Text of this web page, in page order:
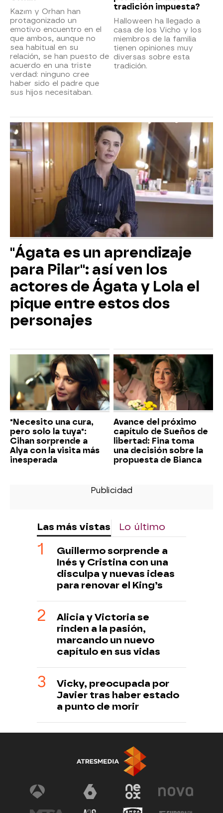
Kazım y Orhan han
protagonizado un
emotivo encuentro en el
que ambos, aunque no
sea habitual en su
relación, se han puesto de
acuerdo en una triste
verdad: ninguno cree
haber sido el padre que
sus hijos necesitaban.
tradición impuesta?
Halloween ha llegado a
casa de los Vicho y los
miembros de la familia
tienen opiniones muy
diversas sobre esta
tradición.
"Ágata es un aprendizaje
para Pilar": así ven los
actores de Ágata y Lola el
pique entre estos dos
personajes
"Necesito una cura,
pero solo la tuya":
Cihan sorprende a
Alya con la visita más
inesperada
Avance del próximo
capítulo de Sueños de
libertad: Fina toma
una decisión sobre la
propuesta de Bianca
Las más vistas Lo último
Guillermo sorprende a
Inés y Cristina con una
disculpa y nuevas ideas
para renovar el King’s
Alicia y Victoria se
rinden a la pasión,
marcando un nuevo
capítulo en sus vidas
Vicky, preocupada por
Javier tras haber estado
a punto de morir